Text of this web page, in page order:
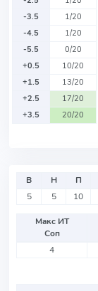
-3.5
1/20
-4.5
1/20
-5.5
0/20
+0.5
10/20
+1.5
13/20
+2.5
17/20
+3.5
20/20
В Н П
5
5 10
Макс ИТ
Соп
4